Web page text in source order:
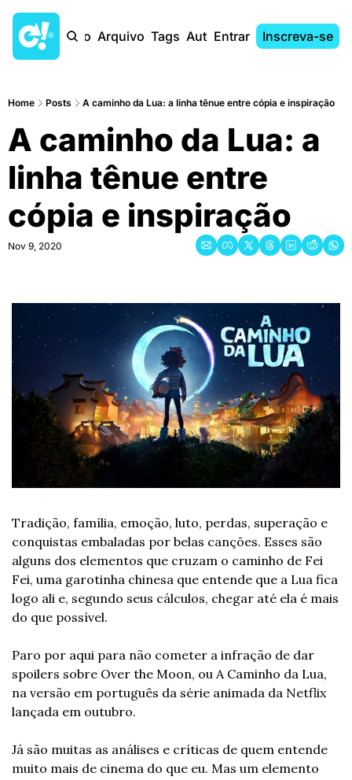
Início Arquivo Tags AutoresEntrar Inscreva-se
Home Posts A caminho da Lua: a linha tênue entre cópia e inspiração
A caminho da Lua: a
linha tênue entre
cópia e inspiração
Nov 9, 2020
Tradição, família, emoção, luto, perdas, superação e
conquistas embaladas por belas canções. Esses são
alguns dos elementos que cruzam o caminho de Fei
Fei, uma garotinha chinesa que entende que a Lua fica
logo ali e, segundo seus cálculos, chegar até ela é mais
do que possível.
Paro por aqui para não cometer a infração de dar
spoilers sobre Over the Moon, ou A Caminho da Lua,
na versão em português da série animada da Netflix
lançada em outubro.
Já são muitas as análises e críticas de quem entende
muito mais de cinema do que eu. Mas um elemento